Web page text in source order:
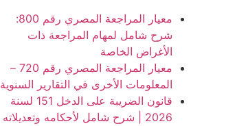
معيار المراجعة المصري رقم 800:
شرح شامل لمهام المراجعة ذات
الأغراض الخاصة
معيار المراجعة المصري رقم 720 –
المعلومات الأخرى في التقارير السنوية
قانون الضريبة على الدخل 151 لسنة
2026 | شرح شامل لأحكامه وتعديلاته